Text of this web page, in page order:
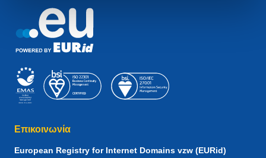
Επικοινωνία
European Registry for Internet Domains vzw (EURid)